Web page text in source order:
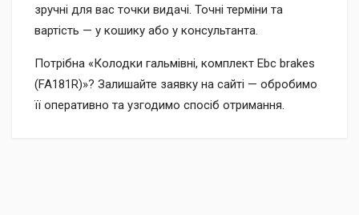
зручні для вас точки видачі. Точні терміни та
вартість — у кошику або у консультанта.
Потрібна «Колодки гальмівні, комплект Ebc brakes
(FA181R)»? Залишайте заявку на сайті — обробимо
її оперативно та узгодимо спосіб отримання.